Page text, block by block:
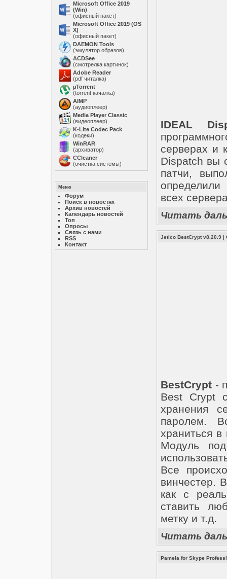
Microsoft Office 2019
(Win)
(офисный пакет)
Microsoft Office 2019 (OS
X)
(офисный пакет)
DAEMON Tools
(эмулятор образов)
ACDSee
(смотрелка картинок)
Adobe Reader
(pdf читалка)
µTorrent
(torrent качалка)
AIMP
(аудиоплеер)
Media Player Classic
(видеоплеер)
K-Lite Codec Pack
(кодеки)
WinRAR
(архиватор)
ССleaner
(очистка системы)
Меню
Форум
Поиск в новостях
Архив новостей
Календарь новостей
Топ
Опросы
Связь с нами
RSS
Контакт
IDEAL
серверах и
Dispatch вы
патчи,
всех
Читать
Jetico BestCrypt v8.20.9 |
BestCrypt -
Best Crypt
хранения
паролем.
храниться
Модуль
Все
винчестер.
как с
ставить
метку и т.д.
Читать
Pamela for Skype